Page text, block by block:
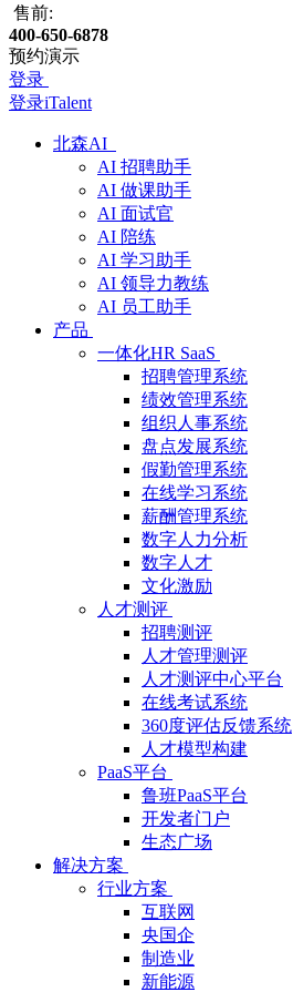
售前:
400-650-6878
预约演示
登录
登录iTalent
北森AI
AI 招聘助手
AI 做课助手
AI 面试官
AI 陪练
AI 学习助手
AI 领导力教练
AI 员工助手
产品
一体化HR SaaS
招聘管理系统
绩效管理系统
组织人事系统
盘点发展系统
假勤管理系统
在线学习系统
薪酬管理系统
数字人力分析
数字人才
文化激励
人才测评
招聘测评
人才管理测评
人才测评中心平台
在线考试系统
360度评估反馈系统
人才模型构建
PaaS平台
鲁班PaaS平台
开发者门户
生态广场
解决方案
行业方案
互联网
央国企
制造业
新能源